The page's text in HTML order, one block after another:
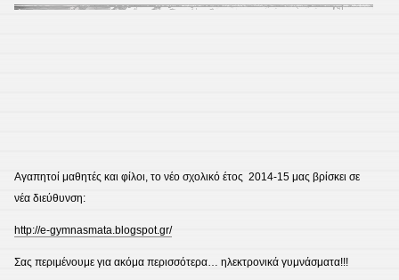
Αγαπητοί μαθητές και φίλοι, το νέο σχολικό έτος 2014-15 μας βρίσκει σε
νέα διεύθυνση:
http://e-gymnasmata.blogspot.gr/
Σας περιμένουμε για ακόμα περισσότερα… ηλεκτρονικά γυμνάσματα!!!